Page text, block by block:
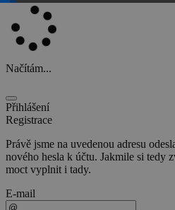
Načítám...
Přihlášení
Registrace
Právě jsme na uvedenou adresu
nového hesla k účtu. Jakmile si tedy
moct vyplnit i tady.
E-mail